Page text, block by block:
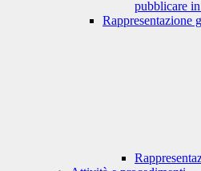
pubblicare
Rappresentazione